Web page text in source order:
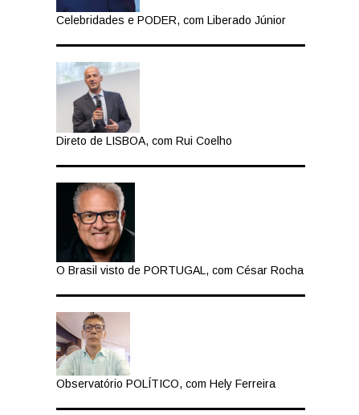
Celebridades e PODER, com Liberado Júnior
Direto de LISBOA, com Rui Coelho
O Brasil visto de PORTUGAL, com César Rocha
Observatório POLÍTICO, com Hely Ferreira